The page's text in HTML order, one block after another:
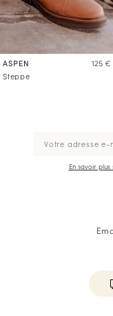
ASPEN 125 €
Steppe
En savoir